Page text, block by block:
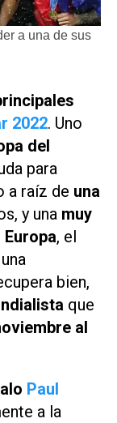
a una de sus
2022. Uno
del
para
a raíz de una
y una muy
, el
bien,
que
al
Paul
a la